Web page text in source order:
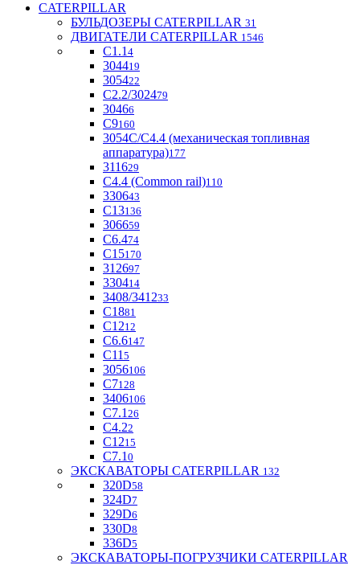
CATERPILLAR
БУЛЬДОЗЕРЫ CATERPILLAR 31
ДВИГАТЕЛИ CATERPILLAR 1546
C1.1 4
304419
305422
С2.2/302479
30466
С9160
3054С/С4.4 (механическая топливная
аппаратура)177
311629
С4.4 (Common rail)110
330643
С13136
306659
С6.474
С15170
312697
330414
3408/341233
С1881
C1212
С6.6147
C11 5
3056106
С7128
3406106
C7.1 26
C4.22
С1215
С7.1 0
ЭКСКАВАТОРЫ CATERPILLAR 132
320D58
324D7
329D6
330D8
336D5
ЭКСКАВАТОРЫ-ПОГРУЗЧИКИ CATERPILLAR